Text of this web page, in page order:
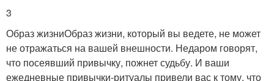
3
Образ жизниОбраз жизни, который вы ведете, не может
не отражаться на вашей внешности. Недаром говорят,
что посеявший привычку, пожнет судьбу. И ваши
ежедневные привычки-ритуалы привели вас к тому, что